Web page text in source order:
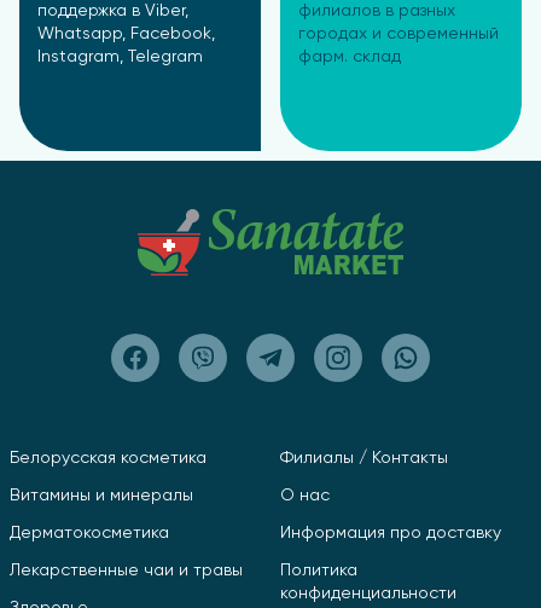
поддержка в Viber,
Whatsapp, Facebook,
Instagram, Telegram
филиалов в разных
городах и современный
фарм. склад
Белорусская косметика
Витамины и минералы
Дерматокосметика
Лекарственные чаи и травы
Филиалы / Контакты
О нас
Информация про доставку
Политика
конфиденциальности